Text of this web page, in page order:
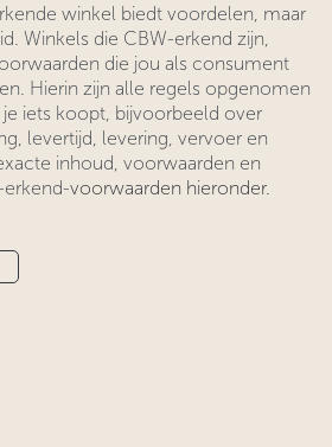
winkel biedt voordelen, maar
Winkels die CBW-erkend zijn,
​die jou als consument
Hierin zijn alle regels ​opgenomen
je iets koopt, bijvoorbeeld over
levertijd, levering, vervoer en
inhoud, voorwaarden en
erkend-voorwaarden hieronder.